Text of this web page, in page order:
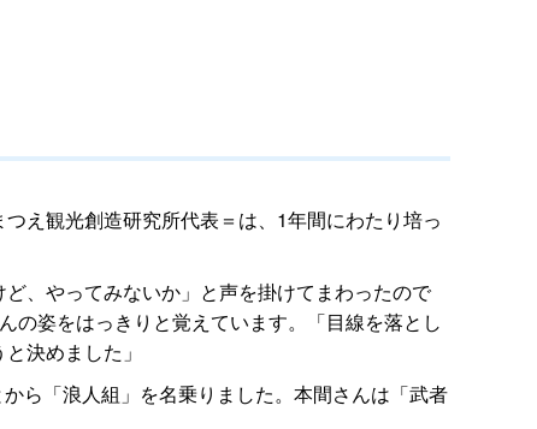
え観光創造研究所代表＝は、1年間にわたり培っ
、やってみないか」と声を掛けてまわったので
の姿をはっきりと覚えています。「目線を落とし
決めました」
ら「浪人組」を名乗りました。本間さんは「武者